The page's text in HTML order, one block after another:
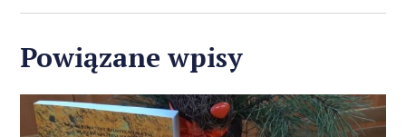
Powiązane wpisy